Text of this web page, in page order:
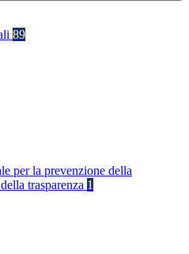
89
per la prevenzione della
trasparenza 1